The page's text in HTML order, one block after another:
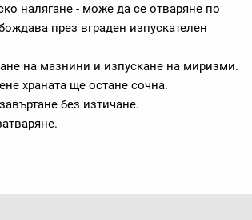
налягане - може да се отваряне по
през вграден изпускателен
на мазнини и изпускане на миризми.
храната ще остане сочна.
без изтичане.